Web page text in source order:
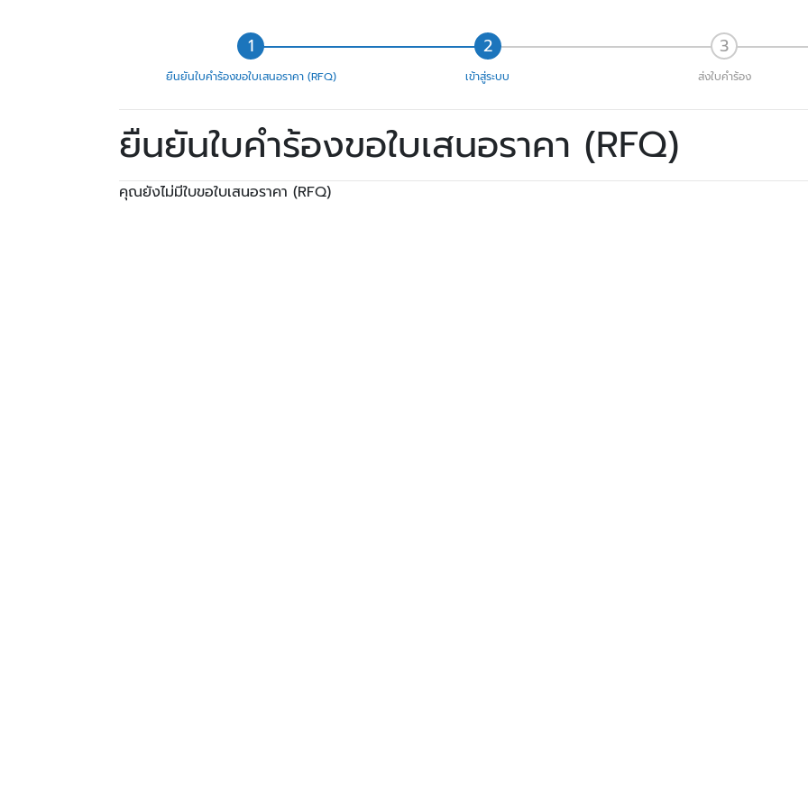
ยืนยันใบคำร้องขอใบเสนอราคา (RFQ) เข้าสู่ระบบ ส่งใบคำร้อง
ยืนยันใบคำร้องขอใบเสนอราคา (RFQ)
คุณยังไม่มีใบขอใบเสนอราคา (RFQ)